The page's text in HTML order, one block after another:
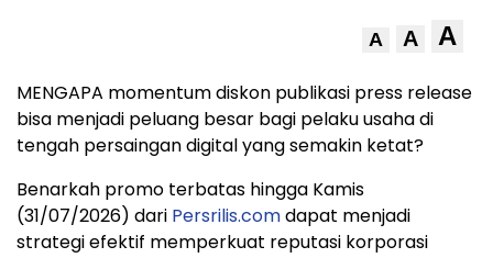
A A A
MENGAPA momentum diskon publikasi press release
bisa menjadi peluang besar bagi pelaku usaha di
tengah persaingan digital yang semakin ketat?
Benarkah promo terbatas hingga Kamis
(31/07/2026) dari Persrilis.comdapat menjadi
strategi efektif memperkuat reputasi korporasi